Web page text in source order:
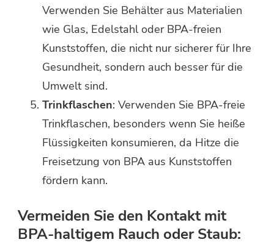
Verwenden Sie Behälter aus Materialien
wie Glas, Edelstahl oder BPA-freien
Kunststoffen, die nicht nur sicherer für Ihre
Gesundheit, sondern auch besser für die
Umwelt sind.
Trinkflaschen: Verwenden Sie BPA-freie
Trinkflaschen, besonders wenn Sie heiße
Flüssigkeiten konsumieren, da Hitze die
Freisetzung von BPA aus Kunststoffen
fördern kann.
Vermeiden Sie den Kontakt mit
BPA-haltigem Rauch oder Staub: